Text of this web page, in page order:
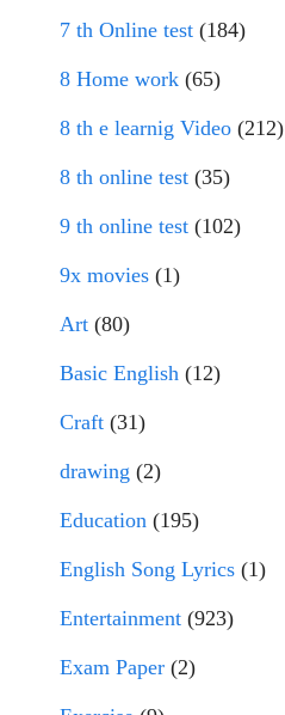
7 th Online test (184)
8 Home work (65)
8 th e learnig Video (212)
8 th online test (35)
9 th online test (102)
9x movies (1)
Art (80)
Basic English (12)
Craft (31)
drawing (2)
Education (195)
English Song Lyrics (1)
Entertainment (923)
Exam Paper (2)